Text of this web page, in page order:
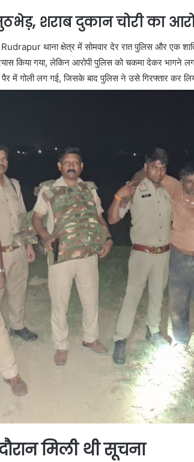
शराब दुकान चोरी का
Rudrapur थाना क्षेत्र में सोमवार देर रात पुलिस और एक
किया गया, लेकिन आरोपी पुलिस को चकमा देकर भागने
पैर में गोली लग गई, जिसके बाद पुलिस ने उसे गिरफ्तार कर
मिली थी सूचना